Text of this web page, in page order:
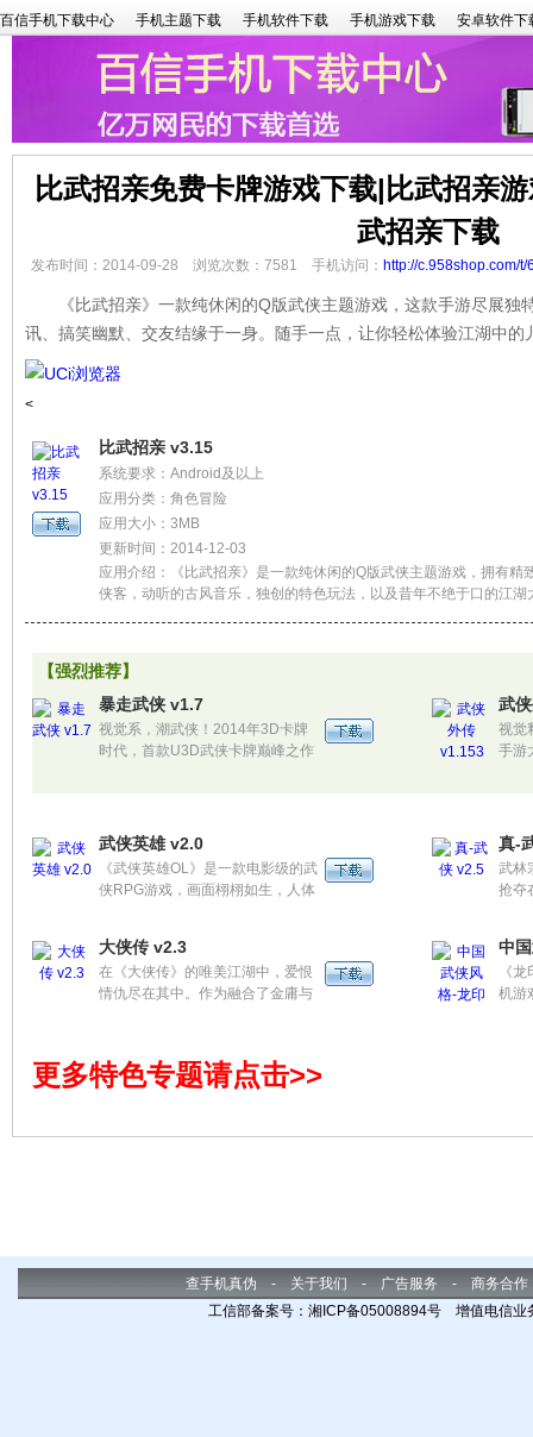
百信手机下载中心 手机主题下载 手机软件下载 手机游戏下载 安卓软件下
比武招亲免费卡牌游戏下载|比武招亲
武招亲下载
发布时间：2014-09-28 浏览次数：7581 手机访问： http://c.958shop.com/t/
《比武招亲》一款纯休闲的Q版武侠主题游戏，这款手游尽展独
讯、搞笑幽默、交友结缘于一身。随手一点，让你轻松体验江湖中的
<
比武招亲 v3.15
系统要求：Android及以上
应用分类：角色冒险
应用大小：3MB
更新时间：2014-12-03
应用介绍：《比武招亲》是一款纯休闲的Q版武侠主题游戏，拥有精
侠客，动听的古风音乐，独创的特色玩法，以及昔年不绝于口的江湖
【强烈推荐】
暴走武侠 v1.7
视觉系，潮武侠！2014年3D卡牌
时代，首款U3D武侠卡牌巅峰之作
武
视觉
手游
武侠英雄 v2.0
《武侠英雄OL》是一款电影级的武
侠RPG游戏，画面栩栩如生，人体
任，招揽奇侠异士，网罗天下神兵
（超过300种绝世兵刃）！
真-
武林
抢夺
大侠传 v2.3
在《大侠传》的唯美江湖中，爱恨
情仇尽在其中。作为融合了金庸与
温浩瀚武侠梦！
中
《
机游
更多特色专题请点击>>
查手机真伪 - 关于我们 - 广告服务 - 商务合作
工信部备案号：湘ICP备05008894号 增值电信